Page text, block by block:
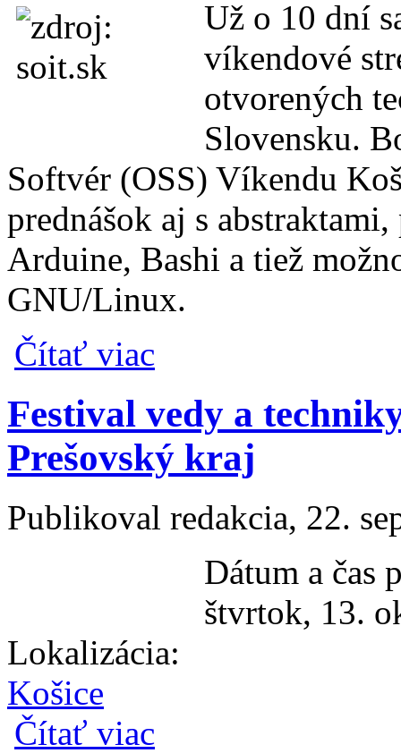
Už o 10 dní
víkendové
otvorených
Slovensku.
Softvér (OSS) Víkendu
prednášok aj s
Arduine, Bashi a tiež
GNU/Linux.
Čítať viac
Festival vedy a
Prešovský kraj
Publikoval redakcia, 22.
Dátum a čas
štvrtok, 13.
Lokalizácia:
Košice
Čítať viac